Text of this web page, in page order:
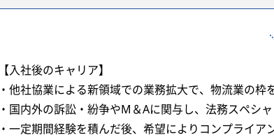
【入社後のキャリア】
・他社協業による新領域での業務拡大で、物流業の
・国内外の訴訟・紛争やM＆Aに関与し、法務スペシ
・一定期間経験を積んだ後、希望によりコンプライ